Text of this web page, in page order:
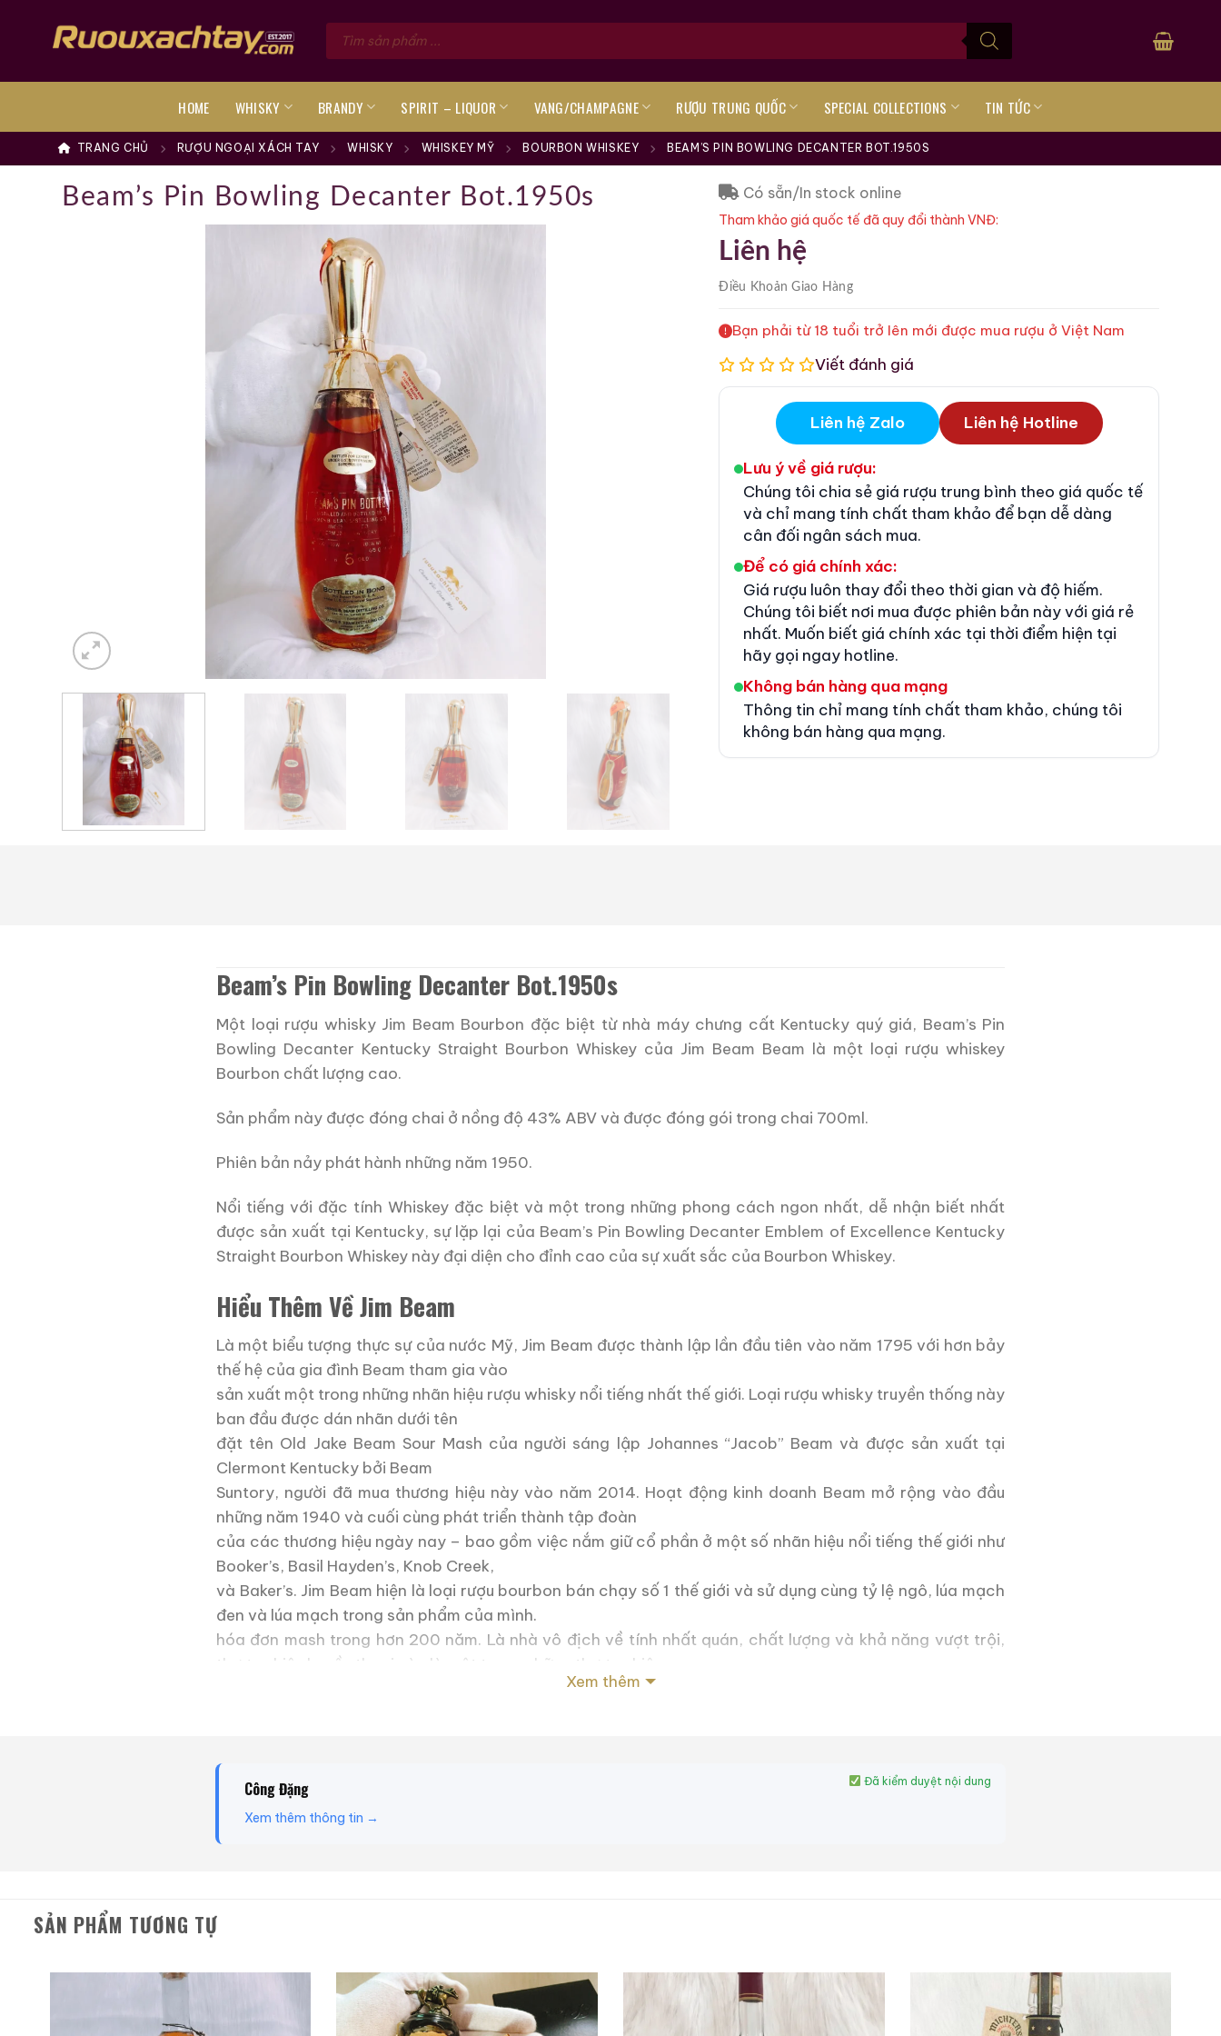
Tìm
kiếm
HOME WHISKY BRANDY SPIRIT – LIQUOR VANG/CHAMPAGNE RƯỢU TRUNG QUỐC SPECIAL COLLECTIONS TIN TỨC
TRANG CHỦ RƯỢU NGOẠI XÁCH TAY WHISKY WHISKEY MỸ BOURBON WHISKEY BEAM’S PIN BOWLING DECANTER BOT.1950S
Beam’s Pin Bowling Decanter Bot.1950s Có sẵn/In stock online
Tham khảo giá quốc tế đã quy đổi thành VNĐ:
Liên hệ
Điều KhoảnGiao Hàng
Bạn phải từ 18 tuổi trở lên mới được mua rượu ở Việt Nam
Viết đánh giá
Liên hệ Zalo Liên hệ Hotline
Lưu ý về giá rượu:
Chúng tôi chia sẻ giá rượu trung bình theo giá quốc tế
và chỉ mang tính chất tham khảo để bạn dễ dàng
cân đối ngân sách mua.
Để có giá chính xác:
Giá rượu luôn thay đổi theo thời gian và độ hiếm.
Chúng tôi biết nơi mua được phiên bản này với giá rẻ
nhất. Muốn biết giá chính xác tại thời điểm hiện tại
hãy gọi ngay hotline.
Không bán hàng qua mạng
Thông tin chỉ mang tính chất tham khảo, chúng tôi
không bán hàng qua mạng.
Beam’s Pin Bowling Decanter Bot.1950s
Một loại rượu whisky Jim Beam Bourbon đặc biệt từ nhà máy chưng cất Kentucky quý giá, Beam’s Pin
Bowling Decanter Kentucky Straight Bourbon Whiskey của Jim Beam Beam là một loại rượu whiskey
Bourbon chất lượng cao.
Sản phẩm này được đóng chai ở nồng độ 43% ABV và được đóng gói trong chai 700ml.
Phiên bản nảy phát hành những năm 1950.
Nổi tiếng với đặc tính Whiskey đặc biệt và một trong những phong cách ngon nhất, dễ nhận biết nhất
được sản xuất tại Kentucky, sự lặp lại của Beam’s Pin Bowling Decanter Emblem of Excellence Kentucky
Straight Bourbon Whiskey này đại diện cho đỉnh cao của sự xuất sắc của Bourbon Whiskey.
Hiểu Thêm Về Jim Beam
Là một biểu tượng thực sự của nước Mỹ, Jim Beam được thành lập lần đầu tiên vào năm 1795 với hơn bảy
thế hệ của gia đình Beam tham gia vào
sản xuất một trong những nhãn hiệu rượu whisky nổi tiếng nhất thế giới. Loại rượu whisky truyền thống này
ban đầu được dán nhãn dưới tên
đặt tên Old Jake Beam Sour Mash của người sáng lập Johannes “Jacob” Beam và được sản xuất tại
Clermont Kentucky bởi Beam
Suntory, người đã mua thương hiệu này vào năm 2014. Hoạt động kinh doanh Beam mở rộng vào đầu
những năm 1940 và cuối cùng phát triển thành tập đoàn
của các thương hiệu ngày nay – bao gồm việc nắm giữ cổ phần ở một số nhãn hiệu nổi tiếng thế giới như
Booker’s, Basil Hayden’s, Knob Creek,
và Baker’s. Jim Beam hiện là loại rượu bourbon bán chạy số 1 thế giới và sử dụng cùng tỷ lệ ngô, lúa mạch
đen và lúa mạch trong sản phẩm của mình.
hóa đơn mash trong hơn 200 năm. Là nhà vô địch về tính nhất quán, chất lượng và khả năng vượt trội,
thương hiệu huyền thoại này là một trong những thương hiệu
Xem thêm
Công Đặng
Xem thêm thông tin →
Đã kiểm duyệt nội dung
SẢN PHẨM TƯƠNG TỰ